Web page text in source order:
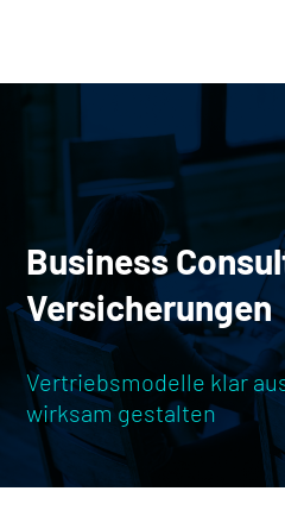
Business
Versicherungen
Vertriebsmodelle klar
wirksam gestalten